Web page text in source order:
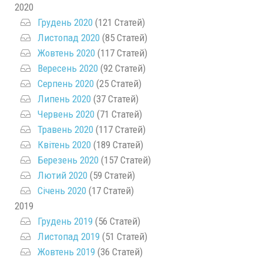
2020
Грудень 2020 (121 Статей)
Листопад 2020 (85 Статей)
Жовтень 2020 (117 Статей)
Вересень 2020 (92 Статей)
Серпень 2020 (25 Статей)
Липень 2020 (37 Статей)
Червень 2020 (71 Статей)
Травень 2020 (117 Статей)
Квітень 2020 (189 Статей)
Березень 2020 (157 Статей)
Лютий 2020 (59 Статей)
Січень 2020 (17 Статей)
2019
Грудень 2019 (56 Статей)
Листопад 2019 (51 Статей)
Жовтень 2019 (36 Статей)